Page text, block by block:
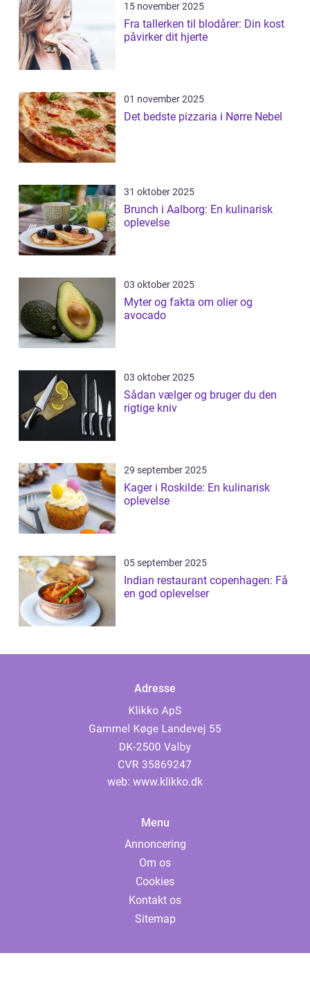
15 november 2025
Fra tallerken til blodårer: Din kost
påvirker dit hjerte
01 november 2025
Det bedste pizzaria i Nørre Nebel
31 oktober 2025
Brunch i Aalborg: En kulinarisk
oplevelse
03 oktober 2025
Myter og fakta om olier og
avocado
03 oktober 2025
Sådan vælger og bruger du den
rigtige kniv
29 september 2025
Kager i Roskilde: En kulinarisk
oplevelse
05 september 2025
Indian restaurant copenhagen: Få
en god oplevelser
Adresse
web: www.klikko.dk
Menu
Annoncering
Om os
Cookies
Kontakt os
Sitemap